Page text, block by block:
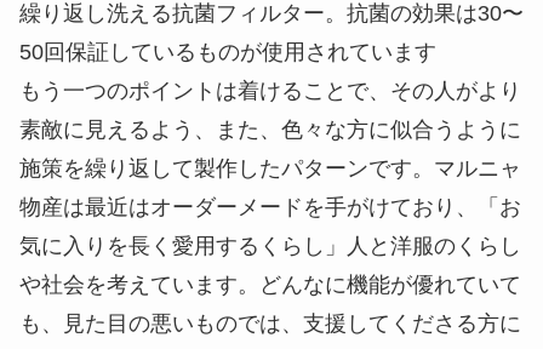
繰り返し洗える抗菌フィルター。抗菌の効果は30〜
50回保証しているものが使用されています
もう一つのポイントは着けることで、その人がより
素敵に見えるよう、また、色々な方に似合うように
施策を繰り返して製作したパターンです。マルニャ
物産は最近はオーダーメードを手がけており、「お
気に入りを長く愛用するくらし」人と洋服のくらし
や社会を考えています。どんなに機能が優れていて
も、見た目の悪いものでは、支援してくださる方に